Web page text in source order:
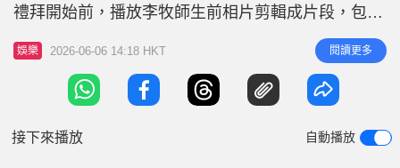
n
禮拜開始前，播放李牧師生前相片剪輯成片段，包括
成長舊照及全家合照，三位子女將就生平略述〈家庭
篇〉進行分享，長女李嘉欣女士及長子李啟旻醫生將
會親身到場，阿Mo李啟言則會以錄影片段分享，不
過阿Mo李啟言的「女友」So Ching未有現身。 阿Mo
娛樂 2026-06-06 14:18 HKT 閱讀更多
接下來播放 自動播放